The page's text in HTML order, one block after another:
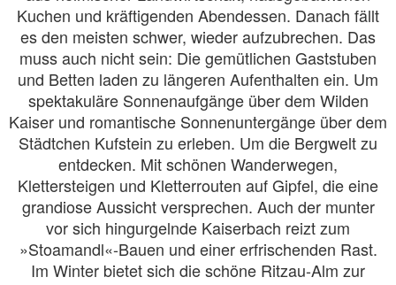
Kuchen und kräftigenden Abendessen. Danach fällt
es den meisten schwer, wieder aufzubrechen. Das
muss auch nicht sein: Die gemütlichen Gaststuben
und Betten laden zu längeren Aufenthalten ein. Um
spektakuläre Sonnenaufgänge über dem Wilden
Kaiser und romantische Sonnenuntergänge über dem
Städtchen Kufstein zu erleben. Um die Bergwelt zu
entdecken. Mit schönen Wanderwegen,
Klettersteigen und Kletterrouten auf Gipfel, die eine
grandiose Aussicht versprechen. Auch der munter
vor sich hingurgelnde Kaiserbach reizt zum
»Stoamandl«-Bauen und einer erfrischenden Rast.
Im Winter bietet sich die schöne Ritzau-Alm zur